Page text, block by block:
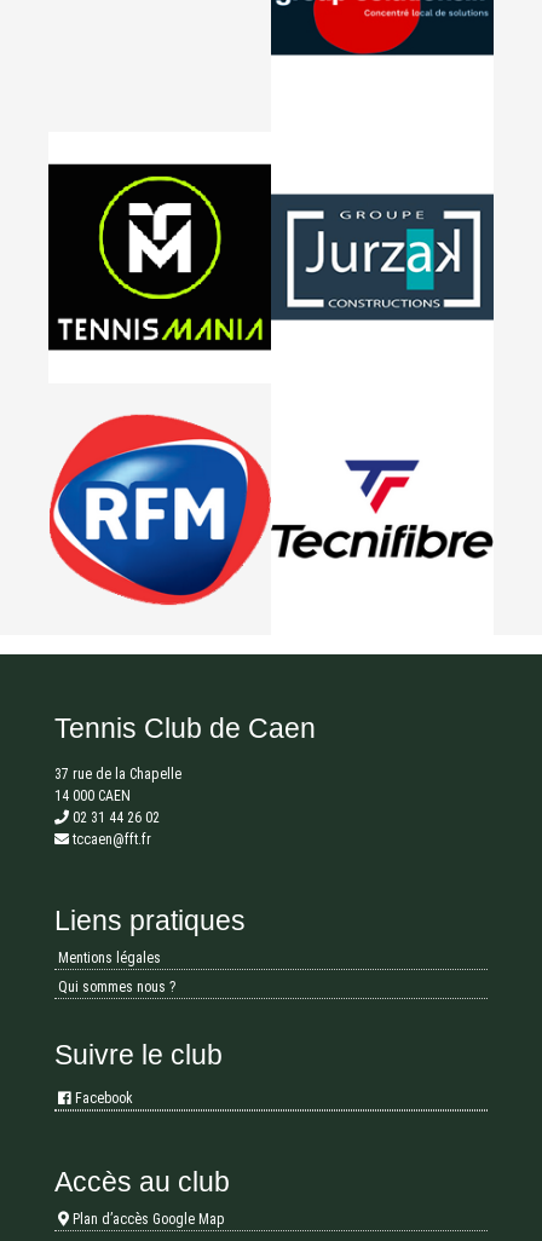
Tennis Club de Caen
37 rue de la Chapelle
14 000 CAEN
02 31 44 26 02
tccaen@fft.fr
Liens pratiques
Mentions légales
Qui sommes nous ?
Suivre le club
Facebook
Accès au club
Plan d’accès Google Map